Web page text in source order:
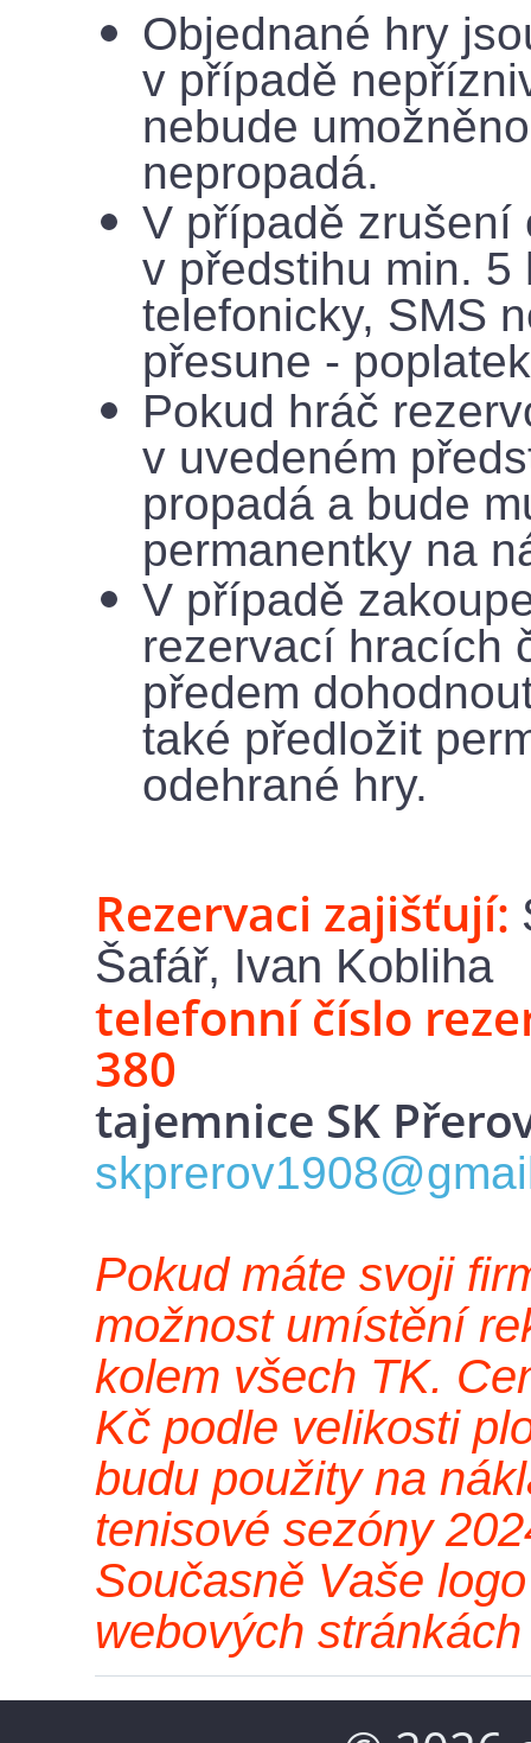
Objednané hry
v případě
nebude
nepropadá.
V případě zrušení
v předstihu min. 5
telefonicky, SMS
přesune -
Pokud hráč
v uvedeném
propadá a bude
permanentky na
V případě
rezervací hracích
předem
také předložit
odehrané hry.
Rezervaci zajišťují:
Šafář, Ivan Kobliha
telefonní číslo
380
tajemnice SK
Pokud máte svoji
možnost umístění
kolem všech TK.
Kč podle velikosti
budu použity na
tenisové sezóny
Současně Vaše
webových